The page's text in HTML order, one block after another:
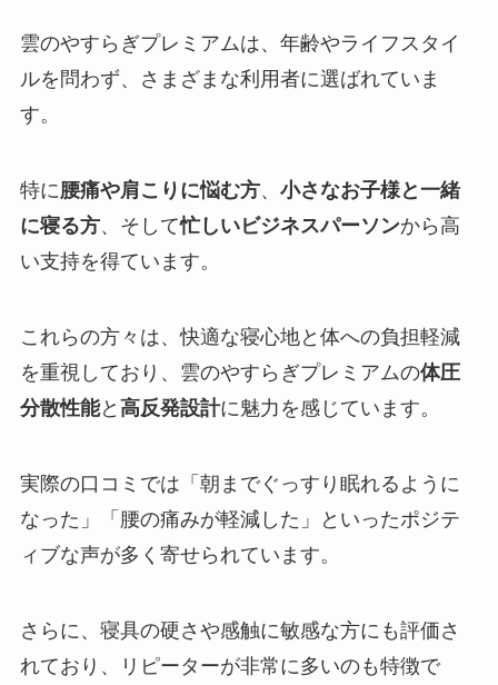
雲のやすらぎプレミアムは、年齢やライフスタイ
ルを問わず、さまざまな利用者に選ばれていま
す。
特に腰痛や肩こりに悩む方、 小さなお子様と一緒
に寝る方、そして忙しいビジネスパーソンから高
い支持を得ています。
これらの方々は、快適な寝心地と体への負担軽減
を重視しており、雲のやすらぎプレミアムの体圧
分散性能と 高反発設計に魅力を感じています。
実際の口コミでは「朝までぐっすり眠れるように
なった」「腰の痛みが軽減した」といったポジテ
ィブな声が多く寄せられています。
さらに、寝具の硬さや感触に敏感な方にも評価さ
れており、リピーターが非常に多いのも特徴で